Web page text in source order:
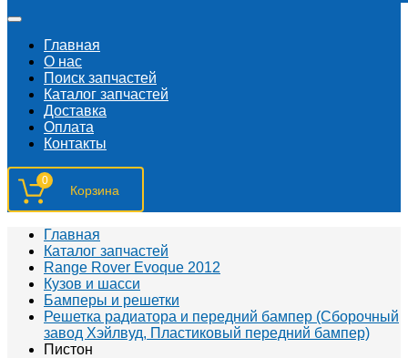
Главная
О нас
Поиск запчастeй
Каталог запчастей
Доставка
Оплата
Контакты
0
Главная
Каталог запчастей
Range Rover Evoque 2012
Кузов и шасси
Бамперы и решетки
Решетка радиатора и передний бампер (Сборочный
завод Хэйлвуд, Пластиковый передний бампер)
Пистон